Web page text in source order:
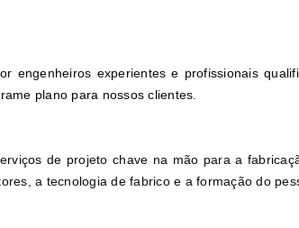
engenheiros experientes e profissionais
plano para nossos clientes.
de projeto chave na mão para a
a tecnologia de fabrico e a formação do